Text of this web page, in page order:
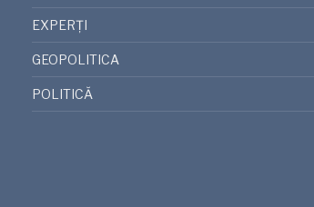
EXPERȚI
GEOPOLITICA
POLITICĂ